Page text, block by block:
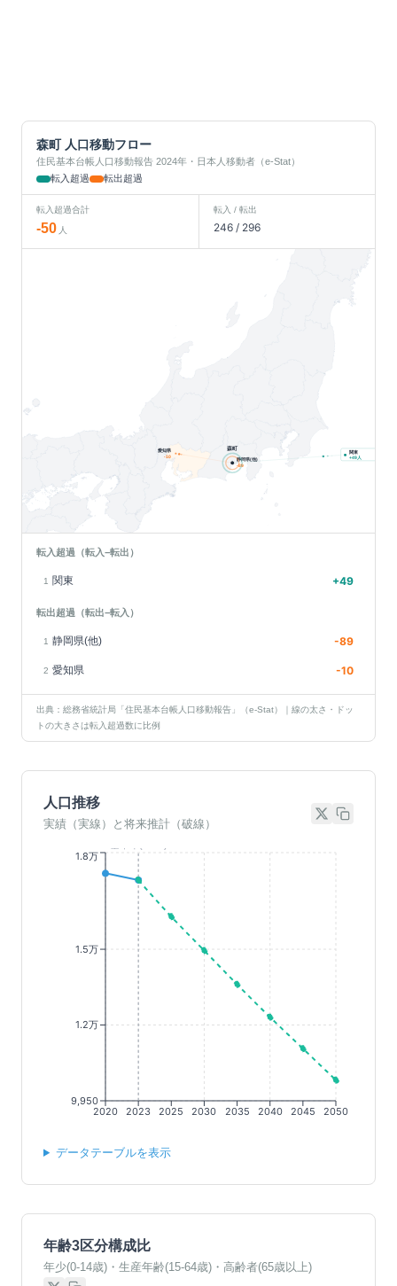
森町人口移動フロー
住民基本台帳人口移動報告 2024年・日本人移動者（e-Stat）
転入超過
転出超過
転入超過合計
-50 人
転入 / 転出
246/ 296
愛知県
-10
静岡県(他)
-89
森町
関東
+49人
転入超過（転入−転出）
1 関東 +49
転出超過（転出−転入）
1 静岡県(他) -89
2 愛知県 -10
出典：総務省統計局「住民基本台帳人口移動報告」（e-Stat）｜線の太さ・ドッ
トの大きさは転入超過数に比例
人口推移
実績（実線）と将来推計（破線）
2020 2023 2025 2030 2035 2040 2045 2050
9,950
1.2万
1.5万
1.8万
データテーブルを表示
年齢3区分構成比
年少(0-14歳)・生産年齢(15-64歳)・高齢者(65歳以上)